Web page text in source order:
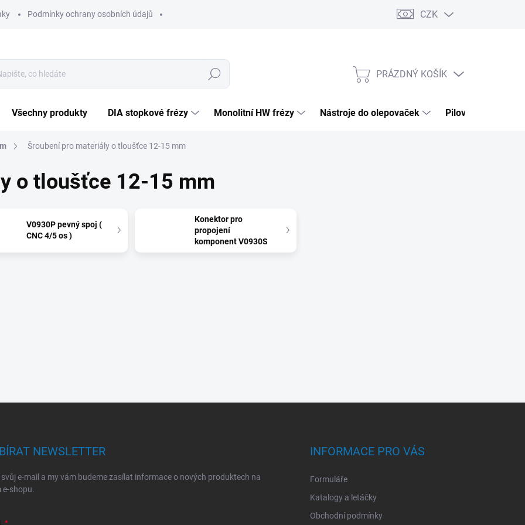
Podmínky ochrany osobních údajů CZK
Hledat
NÁKUPNÍ
PRÁZDNÝ KOŠÍK
Všechny produkty DIA stopkové frézy Monolitní HW frézy Nástroje do olepovaček Pilové kotouče
Šroubení pro materiály o tloušťce 12-15 mm
o tloušťce 12-15 mm
V0930P pevný spoj (
CNC 4/5 os )
Konektor pro
propojení
komponent V0930S
NEWSLETTER
e-mail a my vám budeme zasílat informace o nových produktech na
e-shopu.
INFORMACE PRO VÁS
Formuláře
Katalogy a letáčky
Obchodní podmínky